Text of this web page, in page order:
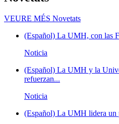
VEURE MÉS Novetats
(Español) La UMH, con las
Noticia
(Español) La UMH y la
refuerzan...
Noticia
(Español) La UMH lidera un